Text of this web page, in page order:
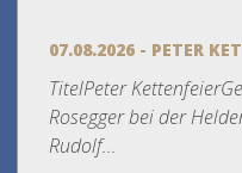
07.08.2026 - PETER
TitelPeter
Rosegger bei der
Rudolf...